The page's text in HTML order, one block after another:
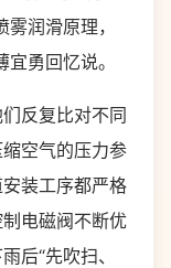
润滑原理，
勇回忆说。
反复比对不同
空气的压力参
装工序都严格
电磁阀不断优
后“先吹扫、